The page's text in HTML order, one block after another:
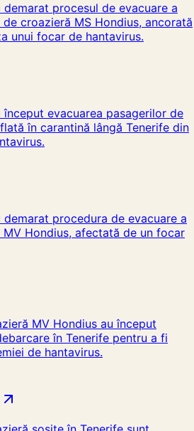
procesul de evacuare a
croazieră MS Hondius, ancorată
unui focar de hantavirus.
evacuarea pasagerilor de
în carantină lângă Tenerife din
procedura de evacuare a
Hondius, afectată de un focar
MV Hondius au început
în Tenerife pentru a fi
de hantavirus.